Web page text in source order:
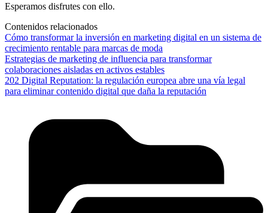
Esperamos disfrutes con ello.
Contenidos relacionados
Cómo transformar la inversión en marketing digital en un sistema de
crecimiento rentable para marcas de moda
Estrategias de marketing de influencia para transformar
colaboraciones aisladas en activos estables
202 Digital Reputation: la regulación europea abre una vía legal
para eliminar contenido digital que daña la reputación